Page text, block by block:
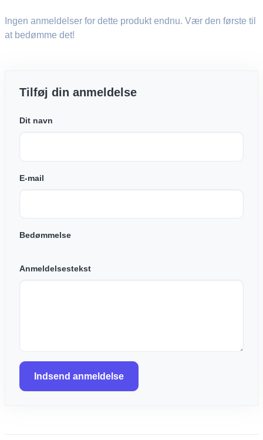
Ingen anmeldelser for dette produkt endnu. Vær den første til
at bedømme det!
Tilføj din anmeldelse
Dit navn
E-mail
Bedømmelse
Anmeldelsestekst
Indsend anmeldelse